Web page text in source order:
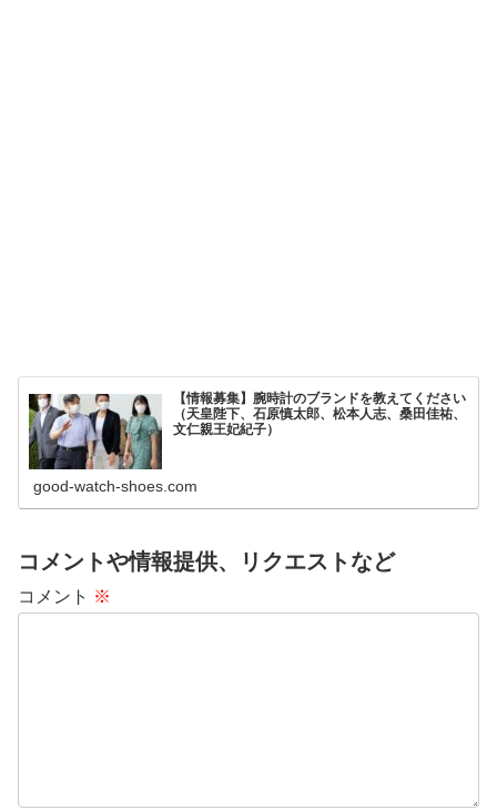
【情報募集】腕時計のブランドを教えてください
（天皇陛下、石原慎太郎、松本人志、桑田佳祐、
文仁親王妃紀子）
good-watch-shoes.com
コメントや情報提供、リクエストなど
コメント ※